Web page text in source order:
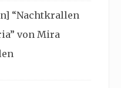
“Nachtkrallen
von Mira